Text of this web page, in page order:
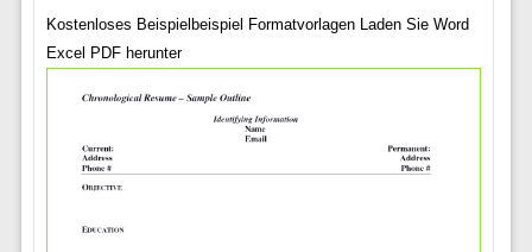
Kostenloses Beispielbeispiel Formatvorlagen Laden Sie Word
Excel PDF herunter